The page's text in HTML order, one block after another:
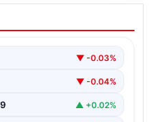
açıklanacak?
belli oldu
▼ -0.03%
▼ -0.04%
▲ +0.02%